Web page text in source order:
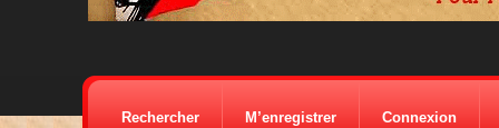
Rechercher M’enregistrer Connexion